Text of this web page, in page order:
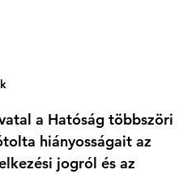
a Hatóság többszöri
hiányosságait az
jogról és az